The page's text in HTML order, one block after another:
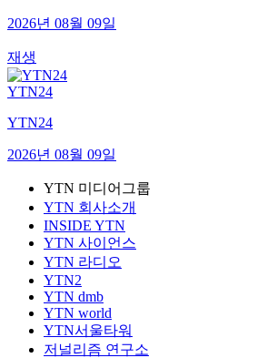
2026년 08월 09일
재생
YTN24
YTN24
2026년 08월 09일
YTN 미디어그룹
YTN 회사소개
INSIDE YTN
YTN 사이언스
YTN 라디오
YTN2
YTN dmb
YTN world
YTN서울타워
저널리즘 연구소